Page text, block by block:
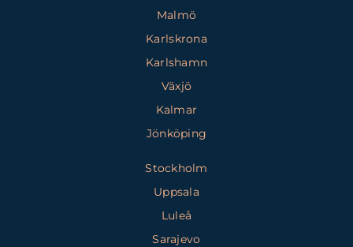
Malmö
Karlskrona
Karlshamn
Växjö
Kalmar
Jönköping
Stockholm
Uppsala
Luleå
Sarajevo